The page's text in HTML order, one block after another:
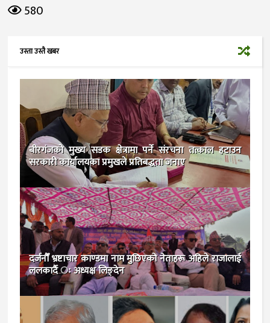
580
उस्ता उस्तै खबर
बीरगंजकाे मुख्य सडक क्षेत्रामा पर्ने संरचना तत्काल हटाउन
सरकारी कार्यालयका प्रमुखले प्रतिबद्धता जनाए
दर्जनौँ भ्रष्टाचार काण्डमा नाम मुछिएको नेताहरू अहिले राजालाई
ललकार्दै ः अध्यक्ष लिङ्देन